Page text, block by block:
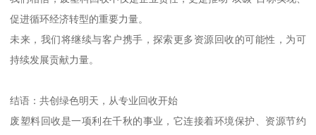
促进循环经济转型的重要力量。
未来，我们将继续与客户携手，探索更多资源回收的可能性，为可
持续发展贡献力量。
结语：共创绿色明天，从专业回收开始
废塑料回收是一项利在千秋的事业，它连接着环境保护、资源节约